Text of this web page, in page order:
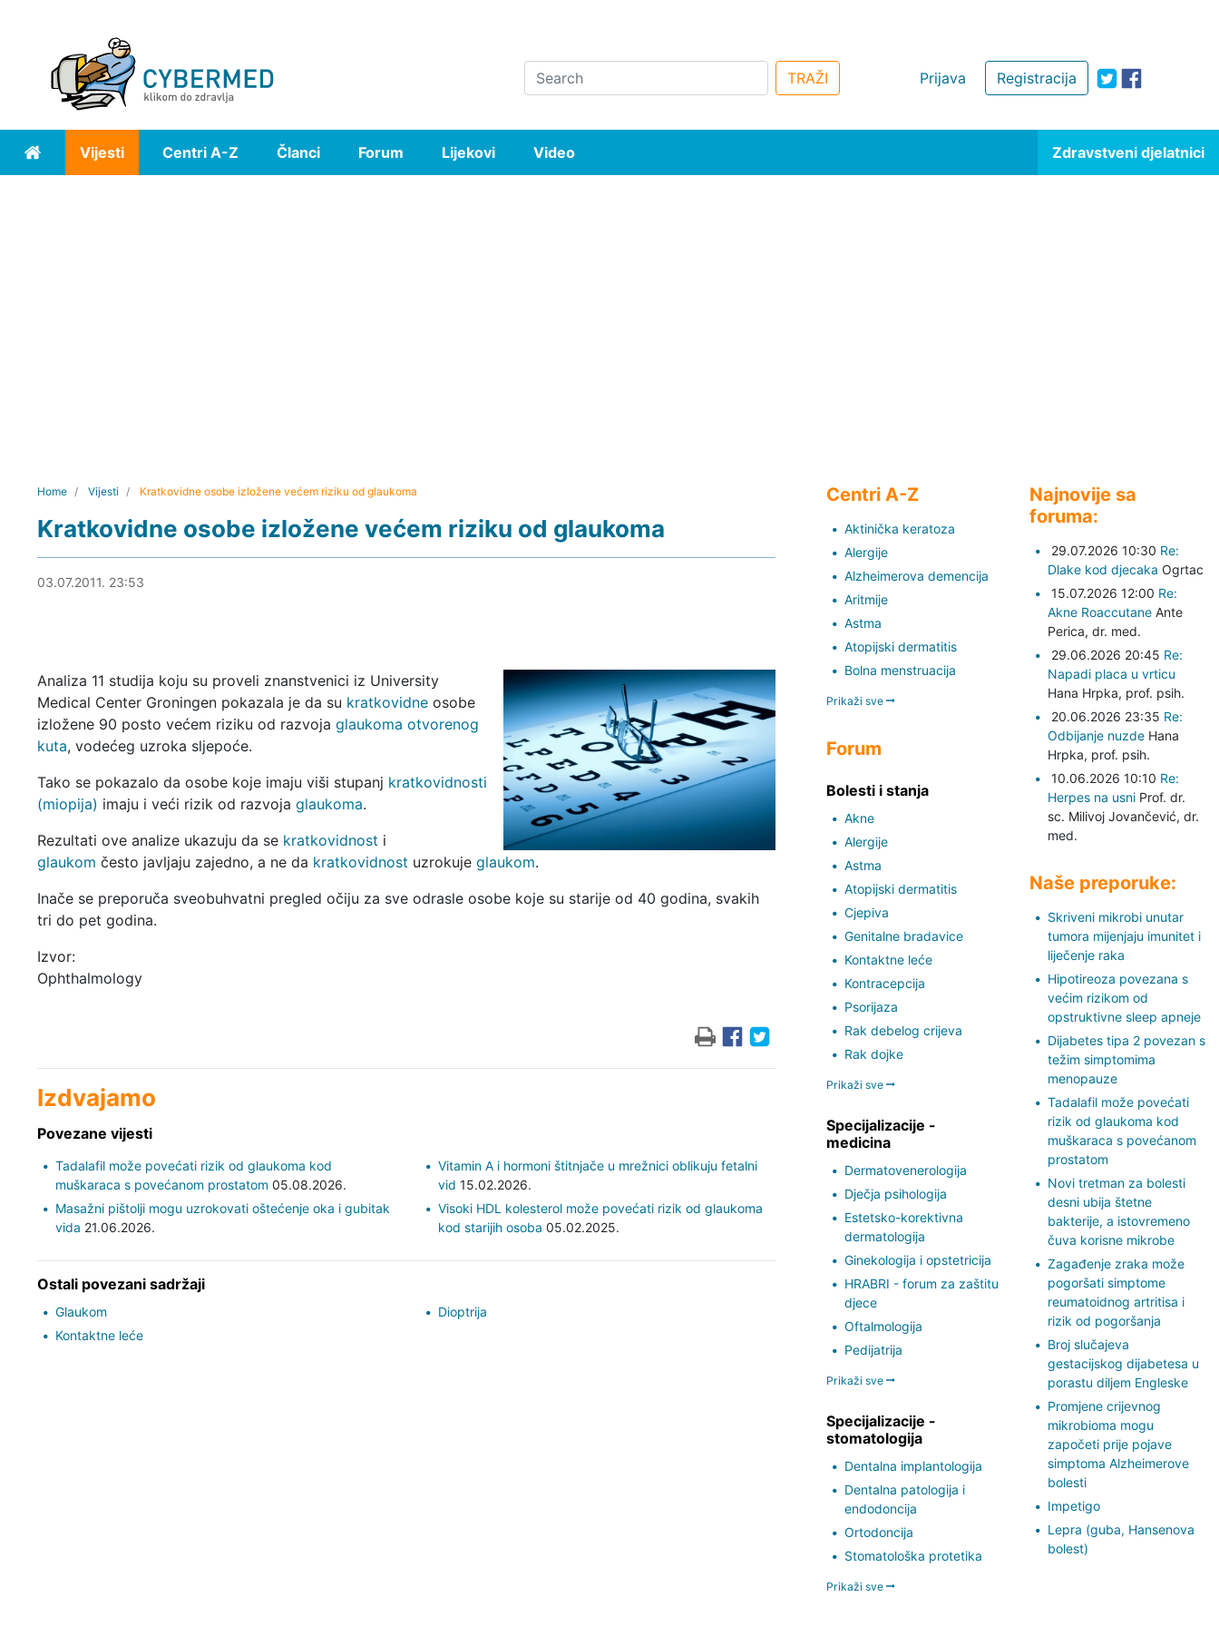
Registracija
Prijava
Search TRAŽI
Home Vijesti Centri A-Z Članci Forum Lijekovi Video Zdravstveni djelatnici
Home Vijesti Kratkovidne osobe izložene većem riziku od glaukoma
Kratkovidne osobe izložene većem riziku od glaukoma
23.06.2013. 21:24
03.07.2011. 23:53
Analiza 11 studija koju su proveli znanstvenici iz University
Medical Center Groningen pokazala je da su kratkovidneosobe
izložene 90 posto većem riziku od razvoja glaukoma otvorenog
kuta, vodećeg uzroka sljepoće.
Tako se pokazalo da osobe koje imaju viši stupanj kratkovidnosti
(miopija) imaju i veći rizik od razvoja glaukoma.
Rezultati ove analize ukazuju da se kratkovidnost i
glaukom često javljaju zajedno, a ne da kratkovidnost uzrokuje glaukom.
Inače se preporuča sveobuhvatni pregled očiju za sve odrasle osobe koje su starije od 40 godina, svakih
tri do pet godina.
Izvor:
Ophthalmology
Izdvajamo
Povezane vijesti
Tadalafil može povećati rizik od glaukoma kod
muškaraca s povećanom prostatom 05.08.2026.
Masažni pištolji mogu uzrokovati oštećenje oka i gubitak
vida 21.06.2026.
Vitamin A i hormoni štitnjače u mrežnici oblikuju fetalni
vid 15.02.2026.
Visoki HDL kolesterol može povećati rizik od glaukoma
kod starijih osoba 05.02.2025.
Ostali povezani sadržaji
Glaukom
Kontaktne leće
Dioptrija
Centri A-Z
Aktinička keratoza
Alergije
Alzheimerova demencija
Aritmije
Astma
Atopijski dermatitis
Bolna menstruacija
Prikaži sve
Forum
Bolesti i stanja
Akne
Alergije
Astma
Atopijski dermatitis
Cjepiva
Genitalne bradavice
Kontaktne leće
Kontracepcija
Psorijaza
Rak debelog crijeva
Rak dojke
Prikaži sve
Specijalizacije -
medicina
Dermatovenerologija
Dječja psihologija
Estetsko-korektivna
dermatologija
Ginekologija i opstetricija
HRABRI - forum za zaštitu
djece
Oftalmologija
Pedijatrija
Prikaži sve
Specijalizacije -
stomatologija
Dentalna implantologija
Dentalna patologija i
endodoncija
Ortodoncija
Stomatološka protetika
Prikaži sve
Najnovije sa
foruma:
29.07.2026 10:30 Re:
Dlake kod djecaka Ogrtac
15.07.2026 12:00 Re:
Akne Roaccutane Ante
Perica, dr. med.
29.06.2026 20:45 Re:
Napadi placa u vrticu
Hana Hrpka, prof. psih.
20.06.2026 23:35 Re:
Odbijanje nuzde Hana
Hrpka, prof. psih.
10.06.2026 10:10 Re:
Herpes na usni Prof. dr.
sc. Milivoj Jovančević, dr.
med.
Naše preporuke:
Skriveni mikrobi unutar
tumora mijenjaju imunitet i
liječenje raka
Hipotireoza povezana s
većim rizikom od
opstruktivne sleep apneje
Dijabetes tipa 2 povezan s
težim simptomima
menopauze
Tadalafil može povećati
rizik od glaukoma kod
muškaraca s povećanom
prostatom
Novi tretman za bolesti
desni ubija štetne
bakterije, a istovremeno
čuva korisne mikrobe
Zagađenje zraka može
pogoršati simptome
reumatoidnog artritisa i
rizik od pogoršanja
Broj slučajeva
gestacijskog dijabetesa u
porastu diljem Engleske
Promjene crijevnog
mikrobioma mogu
započeti prije pojave
simptoma Alzheimerove
bolesti
Impetigo
Lepra (guba, Hansenova
bolest)